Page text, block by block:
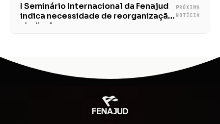
I Seminário Internacional da Fenajud
indica necessidade de reorganização
sindical
PRÓXIMA
NOTÍCIA